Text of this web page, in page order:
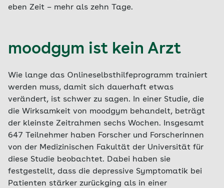
eben Zeit – mehr als zehn Tage.
moodgym ist kein Arzt
Wie lange das Onlineselbsthilfeprogramm trainiert
werden muss, damit sich dauerhaft etwas
verändert, ist schwer zu sagen. In einer Studie, die
die Wirksamkeit von moodgym behandelt, beträgt
der kleinste Zeitrahmen sechs Wochen. Insgesamt
647 Teilnehmer haben Forscher und Forscherinnen
von der Medizinischen Fakultät der Universität für
diese Studie beobachtet. Dabei haben sie
festgestellt, dass die depressive Symptomatik bei
Patienten stärker zurückging als in einer